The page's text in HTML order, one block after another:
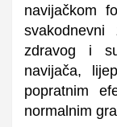
navijačkom
zdravog i
navijača,
popratnim
normalnim